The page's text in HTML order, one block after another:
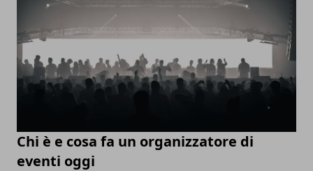
Chi è e cosa fa un organizzatore di
eventi oggi